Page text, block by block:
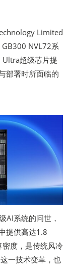
Limited
NVL72系
超级芯片提
部署时所面临的
AI系统的问世，
提供高达1.8
密度，是传统风冷
一技术变革，也